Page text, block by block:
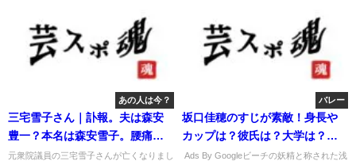
あの人は今？
三宅雪子さん｜訃報。夫は森安
豊一？本名は森安雪子。腰痛に
悩んでいた
元衆院議員の三宅雪子さんが亡くなりまし
バレー
坂口佳穂のすじが素敵！身長や
カップは？彼氏は？大学は？水
着画像！
Ads By Googleビーチの妖精と称された浅